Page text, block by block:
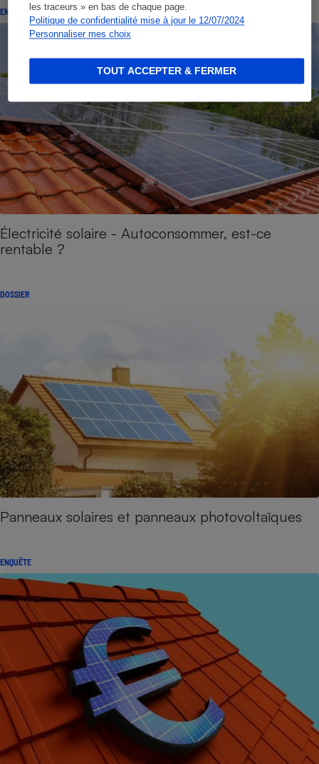
les traceurs » en bas de chaque page.
Politique de confidentialité mise à jour le 12/07/2024
Personnaliser mes choix
TOUT ACCEPTER & FERMER
ENQUÊTE
Électricité solaire - Autoconsommer, est-ce
rentable ?
DOSSIER
Panneaux solaires et panneaux photovoltaïques
ENQUÊTE